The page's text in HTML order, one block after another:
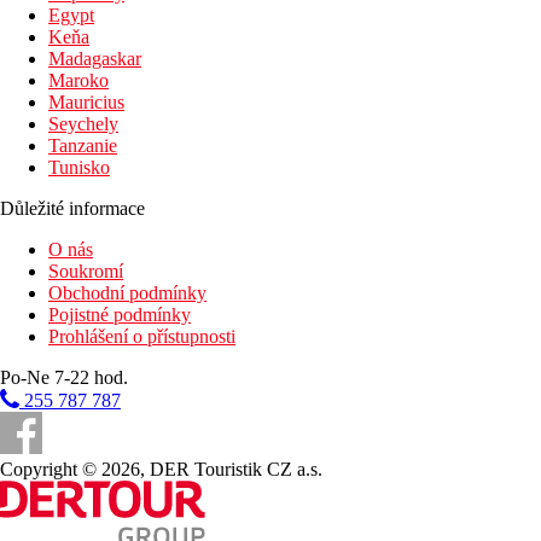
250 m
Vzdálenost k pláži
22 km
Centrum města
Pláž
Lehátka a slunečníky na pláži zdarma
Plážová dovolená
Bazény
Lehátka a slunečníky u bazénu zdarma
Bar u bazénu
Fotogalerie
Egypt
Keňa
Madagaskar
Maroko
Mauricius
Seychely
Tanzanie
Tunisko
Důležité informace
O nás
Soukromí
Obchodní podmínky
Pojistné podmínky
Prohlášení o přístupnosti
Po-Ne 7-22 hod.
255 787 787
Copyright © 2026, DER Touristik CZ a.s.